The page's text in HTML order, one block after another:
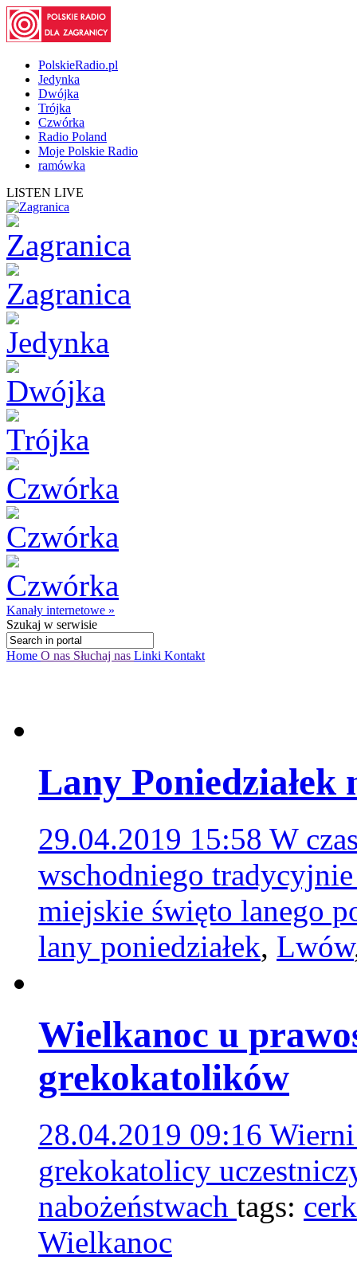
PolskieRadio.pl
Jedynka
Dwójka
Trójka
Czwórka
Radio Poland
Moje Polskie Radio
ramówka
LISTEN LIVE
Kanały internetowe »
Szukaj w serwisie
Home O nas Słuchaj nas Linki Kontakt
Lany
29.04.2019 15:58 W
wschodniego
miejskie święto lanego
lany poniedziałek, Lwów
Wielkanoc u
grekokatolików
28.04.2019 09:16
grekokatolicy
nabożeństwach tags:
Wielkanoc